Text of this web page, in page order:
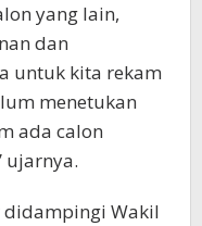
yang lain,
dan
untuk kita rekam
menetukan
ada calon
ujarnya.
didampingi Wakil